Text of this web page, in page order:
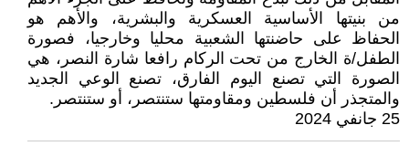
من بنيتها الأساسية العسكرية والبشرية، والأهم هو
الحفاظ على حاضنتها الشعبية محليا وخارجيا، فصورة
الطفل/ة الخارج من تحت الركام رافعا شارة النصر، هي
الصورة التي تصنع اليوم الفارق، تصنع الوعي الجديد
والمتجذر أن فلسطين ومقاومتها ستنتصر، أو ستنتصر.
25 جانفي 2024